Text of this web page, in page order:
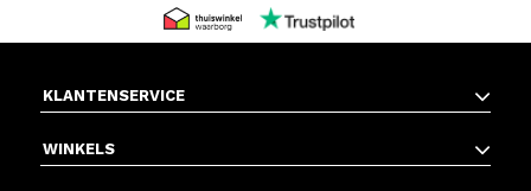
KLANTENSERVICE
WINKELS